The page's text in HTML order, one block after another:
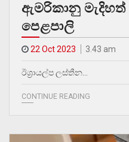
ඇමරිකානු
පෙළපාලි
22 Oct 2023 3.43 am
ඊශ්‍රායල්ප ලස්තීන…
CONTINUE READING